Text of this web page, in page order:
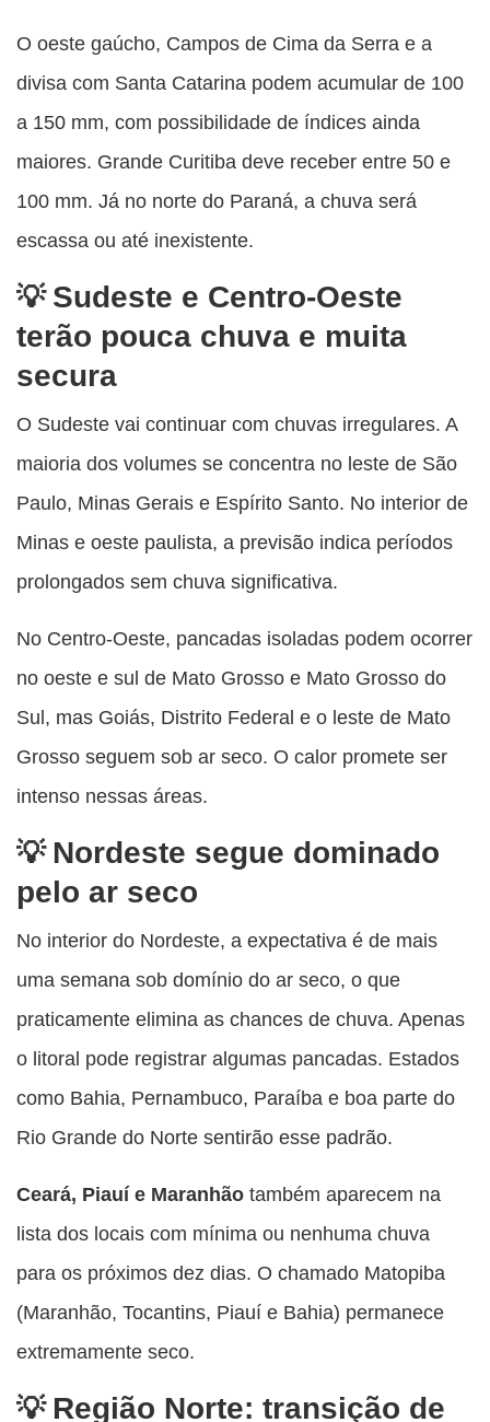
O oeste gaúcho, Campos de Cima da Serra e a
divisa com Santa Catarina podem acumular de 100
a 150 mm, com possibilidade de índices ainda
maiores. Grande Curitiba deve receber entre 50 e
100 mm. Já no norte do Paraná, a chuva será
escassa ou até inexistente.
Sudeste e Centro-Oeste
terão pouca chuva e muita
secura
O Sudeste vai continuar com chuvas irregulares. A
maioria dos volumes se concentra no leste de São
Paulo, Minas Gerais e Espírito Santo. No interior de
Minas e oeste paulista, a previsão indica períodos
prolongados sem chuva significativa.
No Centro-Oeste, pancadas isoladas podem ocorrer
no oeste e sul de Mato Grosso e Mato Grosso do
Sul, mas Goiás, Distrito Federal e o leste de Mato
Grosso seguem sob ar seco. O calor promete ser
intenso nessas áreas.
Nordeste segue dominado
pelo ar seco
No interior do Nordeste, a expectativa é de mais
uma semana sob domínio do ar seco, o que
praticamente elimina as chances de chuva. Apenas
o litoral pode registrar algumas pancadas. Estados
como Bahia, Pernambuco, Paraíba e boa parte do
Rio Grande do Norte sentirão esse padrão.
Ceará, Piauí e Maranhão também aparecem na
lista dos locais com mínima ou nenhuma chuva
para os próximos dez dias. O chamado Matopiba
(Maranhão, Tocantins, Piauí e Bahia) permanece
extremamente seco.
Região Norte: transição de